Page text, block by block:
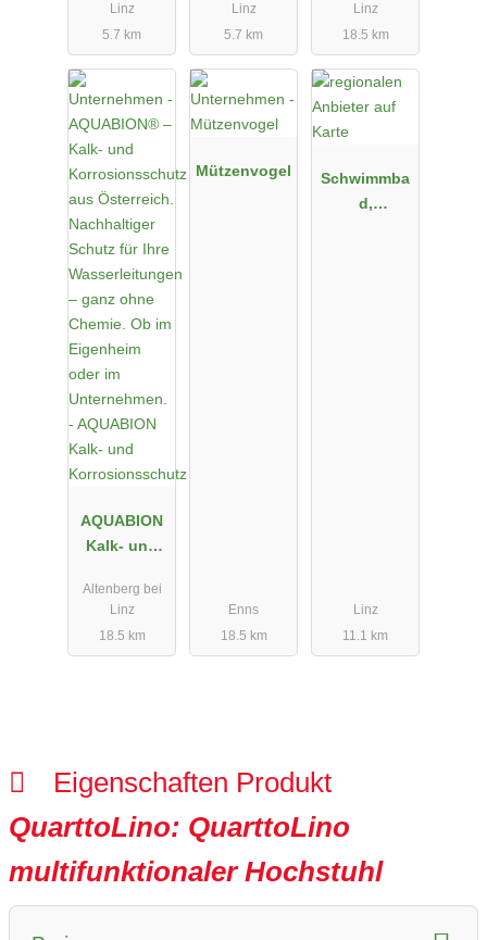
Linz
5.7 km
Linz
5.7 km
Linz
18.5 km
AQUABION
Kalk- und
chutz
Altenberg bei
Linz
18.5 km
Mützenvogel
Enns
18.5 km
Schwimmba
d,
Linz
11.1 km
Eigenschaften Produkt
QuarttoLino: QuarttoLino
multifunktionaler Hochstuhl